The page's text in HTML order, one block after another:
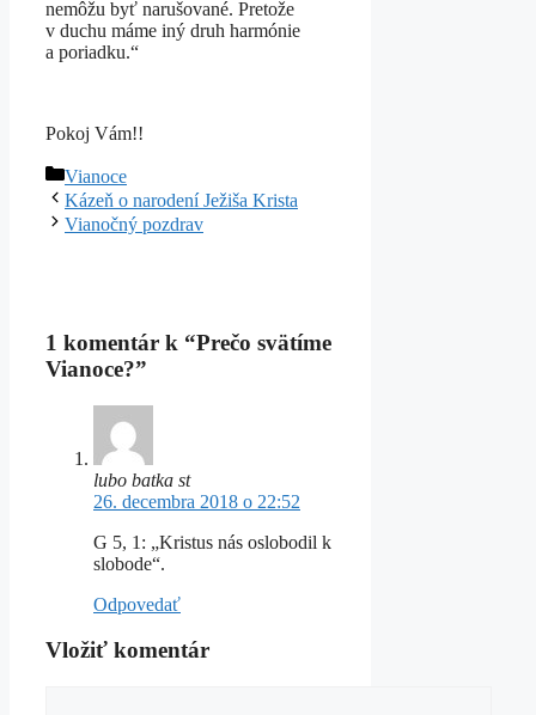
nemôžu byť narušované. Pretože
v duchu máme iný druh harmónie
a poriadku.“
Pokoj Vám!!
Kategórie
Vianoce
Kázeň o narodení Ježiša Krista
Vianočný pozdrav
1 komentár k “Prečo svätíme
Vianoce?”
lubo batka st
26. decembra 2018 o 22:52
G 5, 1: „Kristus nás oslobodil k
slobode“.
Odpovedať
Vložiť komentár